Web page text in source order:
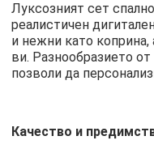
Луксозният сет
реалистичен
и нежни като
ви. Разнообразието
позволи да
Качество и